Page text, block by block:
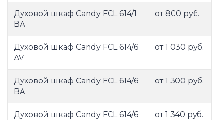
Духовой шкаф Candy FCL 614/1
ВА
от 800 руб.
Духовой шкаф Candy FCL 614/6
AV
от 1 030 руб.
Духовой шкаф Candy FCL 614/6
BA
от 1 300 руб.
Духовой шкаф Candy FCL 614/6
от 1 340 руб.